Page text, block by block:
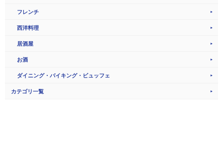
フレンチ
西洋料理
居酒屋
お酒
ダイニング・バイキング・ビュッフェ
カテゴリ一覧